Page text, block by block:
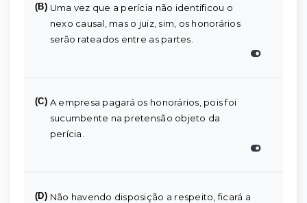
(B) Uma vez que a perícia não identificou o
nexo causal, mas o juiz, sim, os honorários
serão rateados entre as partes.
(C) A empresa pagará os honorários, pois foi
sucumbente na pretensão objeto da
perícia.
(D) Não havendo disposição a respeito, ficará a